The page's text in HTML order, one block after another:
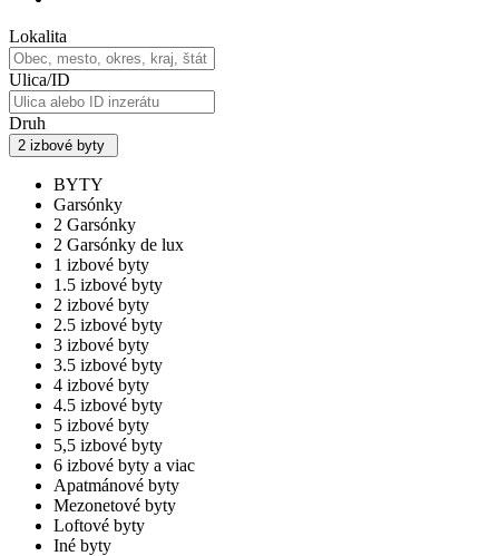
Lokalita
Ulica/ID
Druh
2 izbové byty
BYTY
Garsónky
2 Garsónky
2 Garsónky de lux
1 izbové byty
1.5 izbové byty
2 izbové byty
2.5 izbové byty
3 izbové byty
3.5 izbové byty
4 izbové byty
4.5 izbové byty
5 izbové byty
5,5 izbové byty
6 izbové byty a viac
Apatmánové byty
Mezonetové byty
Loftové byty
Iné byty